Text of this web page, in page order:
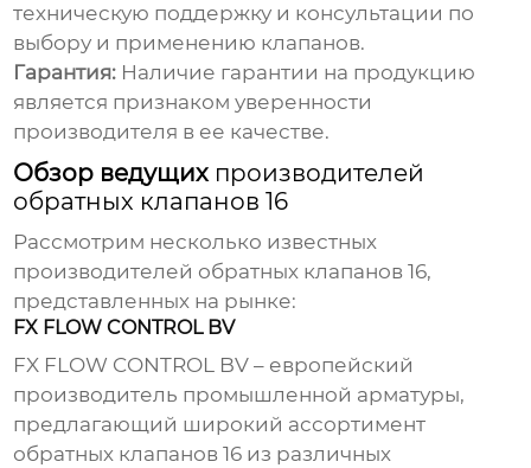
техническую поддержку и консультации по
выбору и применению клапанов.
Гарантия: Наличие гарантии на продукцию
является признаком уверенности
производителя в ее качестве.
Обзор ведущих производителей
обратных клапанов 16
Рассмотрим несколько известных
производителей обратных клапанов 16,
представленных на рынке:
FX FLOW CONTROL BV
FX FLOW CONTROL BV – европейский
производитель промышленной арматуры,
предлагающий широкий ассортимент
обратных клапанов 16 из различных